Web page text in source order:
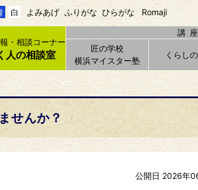
白 よみあげ ふりがな ひらがな Romaji
・相談コーナー
人の相談室
講座
匠の学校
横浜マイスター塾
くらし
せんか？
公開日 2026年